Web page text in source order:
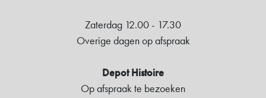
Zaterdag 12.00 - 17.30
Overige dagen op afspraak
Depot Histoire
Op afspraak te bezoeken